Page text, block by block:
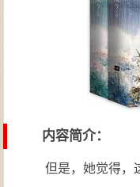
内容简介：
但是，她觉得，